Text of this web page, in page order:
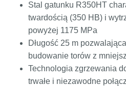
Stal gatunku R350HT
twardością (350 HB) i
powyżej 1175 MPa
Długość 25 m
budowanie torów z
Technologia zgrzewania
trwałe i niezawodne